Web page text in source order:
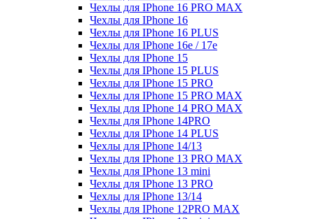
Чехлы для IPhone 16 PRO MAX
Чехлы для IPhone 16
Чехлы для IPhone 16 PLUS
Чехлы для IPhone 16e / 17e
Чехлы для IPhone 15
Чехлы для IPhone 15 PLUS
Чехлы для IPhone 15 PRO
Чехлы для IPhone 15 PRO MAX
Чехлы для IPhone 14 PRO MAX
Чехлы для IPhone 14PRO
Чехлы для IPhone 14 PLUS
Чехлы для IPhone 14/13
Чехлы для IPhone 13 PRO MAX
Чехлы для IPhone 13 mini
Чехлы для IPhone 13 PRO
Чехлы для IPhone 13/14
Чехлы для IPhone 12PRO MAX